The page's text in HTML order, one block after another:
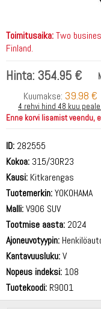
Toimitusaika:Two
Finland.
Hinta: 354.95 €
Kuumakse: 39.98 €
4 rehvi hind 48 kuu peale.
Enne korvi lisamist veendu,
ID: 282555
Kokoa: 315/30R23
Kausi: Kitkarengas
Tuotemerkin:YOKOHAMA
Malli:V906 SUV
Tootmise aasta: 2024
Ajoneuvotyypin:
Kantavuusluku:V
Nopeus indeksi: 108
Tuotekoodi: R9001